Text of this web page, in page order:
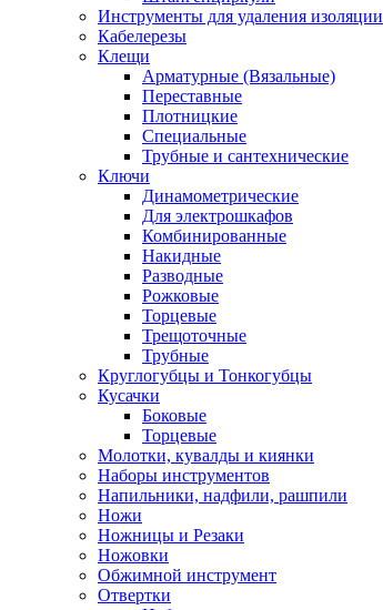
Инструменты для удаления изоляции
Кабелерезы
Клещи
Арматурные (Вязальные)
Переставные
Плотницкие
Специальные
Трубные и сантехнические
Ключи
Динамометрические
Для электрошкафов
Комбинированные
Накидные
Разводные
Рожковые
Торцевые
Трещоточные
Трубные
Круглогубцы и Тонкогубцы
Кусачки
Боковые
Торцевые
Молотки, кувалды и киянки
Наборы инструментов
Напильники, надфили, рашпили
Ножи
Ножницы и Резаки
Ножовки
Обжимной инструмент
Отвертки